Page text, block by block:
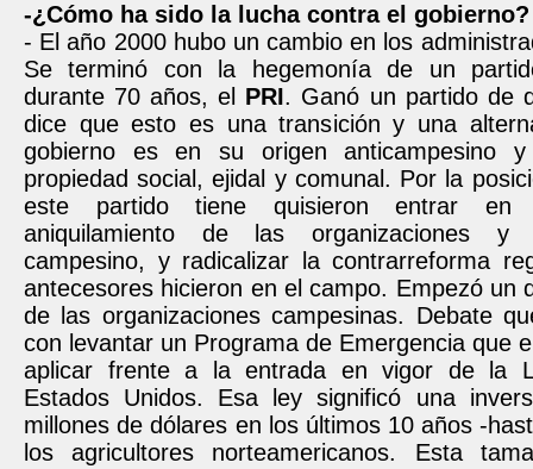
-¿Cómo ha sido la lucha contra el gobierno?
- El año 2000 hubo un cambio en los
Se terminó con la hegemonía de un
durante 70 años, el PRI. Ganó un partido de
dice que esto es una transición y una
gobierno es en su origen anticampesino
propiedad social, ejidal y comunal. Por la
este partido tiene quisieron entrar
aniquilamiento de las organizaciones y
campesino, y radicalizar la contrarreforma
antecesores hicieron en el campo. Empezó un
de las organizaciones campesinas. Debate
con levantar un Programa de Emergencia que
aplicar frente a la entrada en vigor de la
Estados Unidos. Esa ley significó una
millones de dólares en los últimos 10 años -
los agricultores norteamericanos. Esta